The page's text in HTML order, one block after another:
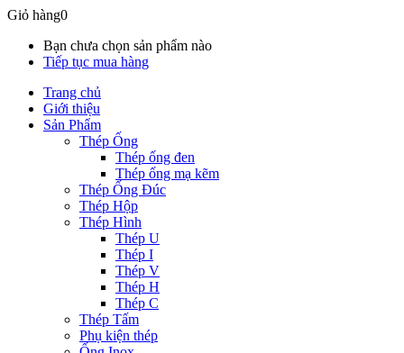
Giỏ hàng0
Bạn chưa chọn sản phẩm nào
Tiếp tục mua hàng
Trang chủ
Giới thiệu
Sản Phẩm
Thép Ống
Thép ống đen
Thép ống mạ kẽm
Thép Ống Đúc
Thép Hộp
Thép Hình
Thép U
Thép I
Thép V
Thép H
Thép C
Thép Tấm
Phụ kiện thép